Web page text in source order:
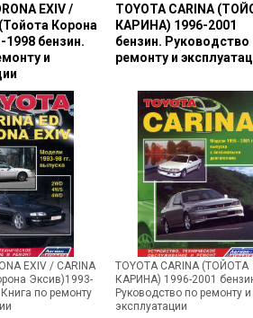
ЕХIV /
(Тойота Корона
1998 бензин.
и
ЕХIV / CARINA
Эксив)1993-
по ремонту
TOYOTA CARINA
КАРИНА) 1996-2001
бензин. Руководство
ремонту и
TOYOTA CARINA (ТОЙОТА
КАРИНА) 1996-2001
Руководство по ремонту и
эксплуатации